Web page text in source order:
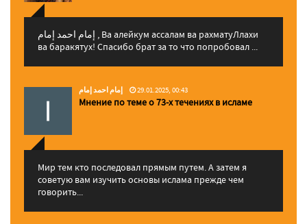
إمام احمد إمام , Ва алейкум ассалам ва рахматуЛлахи
ва баракятух! Спасибо брат за то что попробовал ...
إمام احمد إمام 29.01.2025, 00:43
Мнение по теме о 73-х течениях в исламе
Мир тем кто последовал прямым путем. А затем я
советую вам изучить основы ислама прежде чем
говорить...